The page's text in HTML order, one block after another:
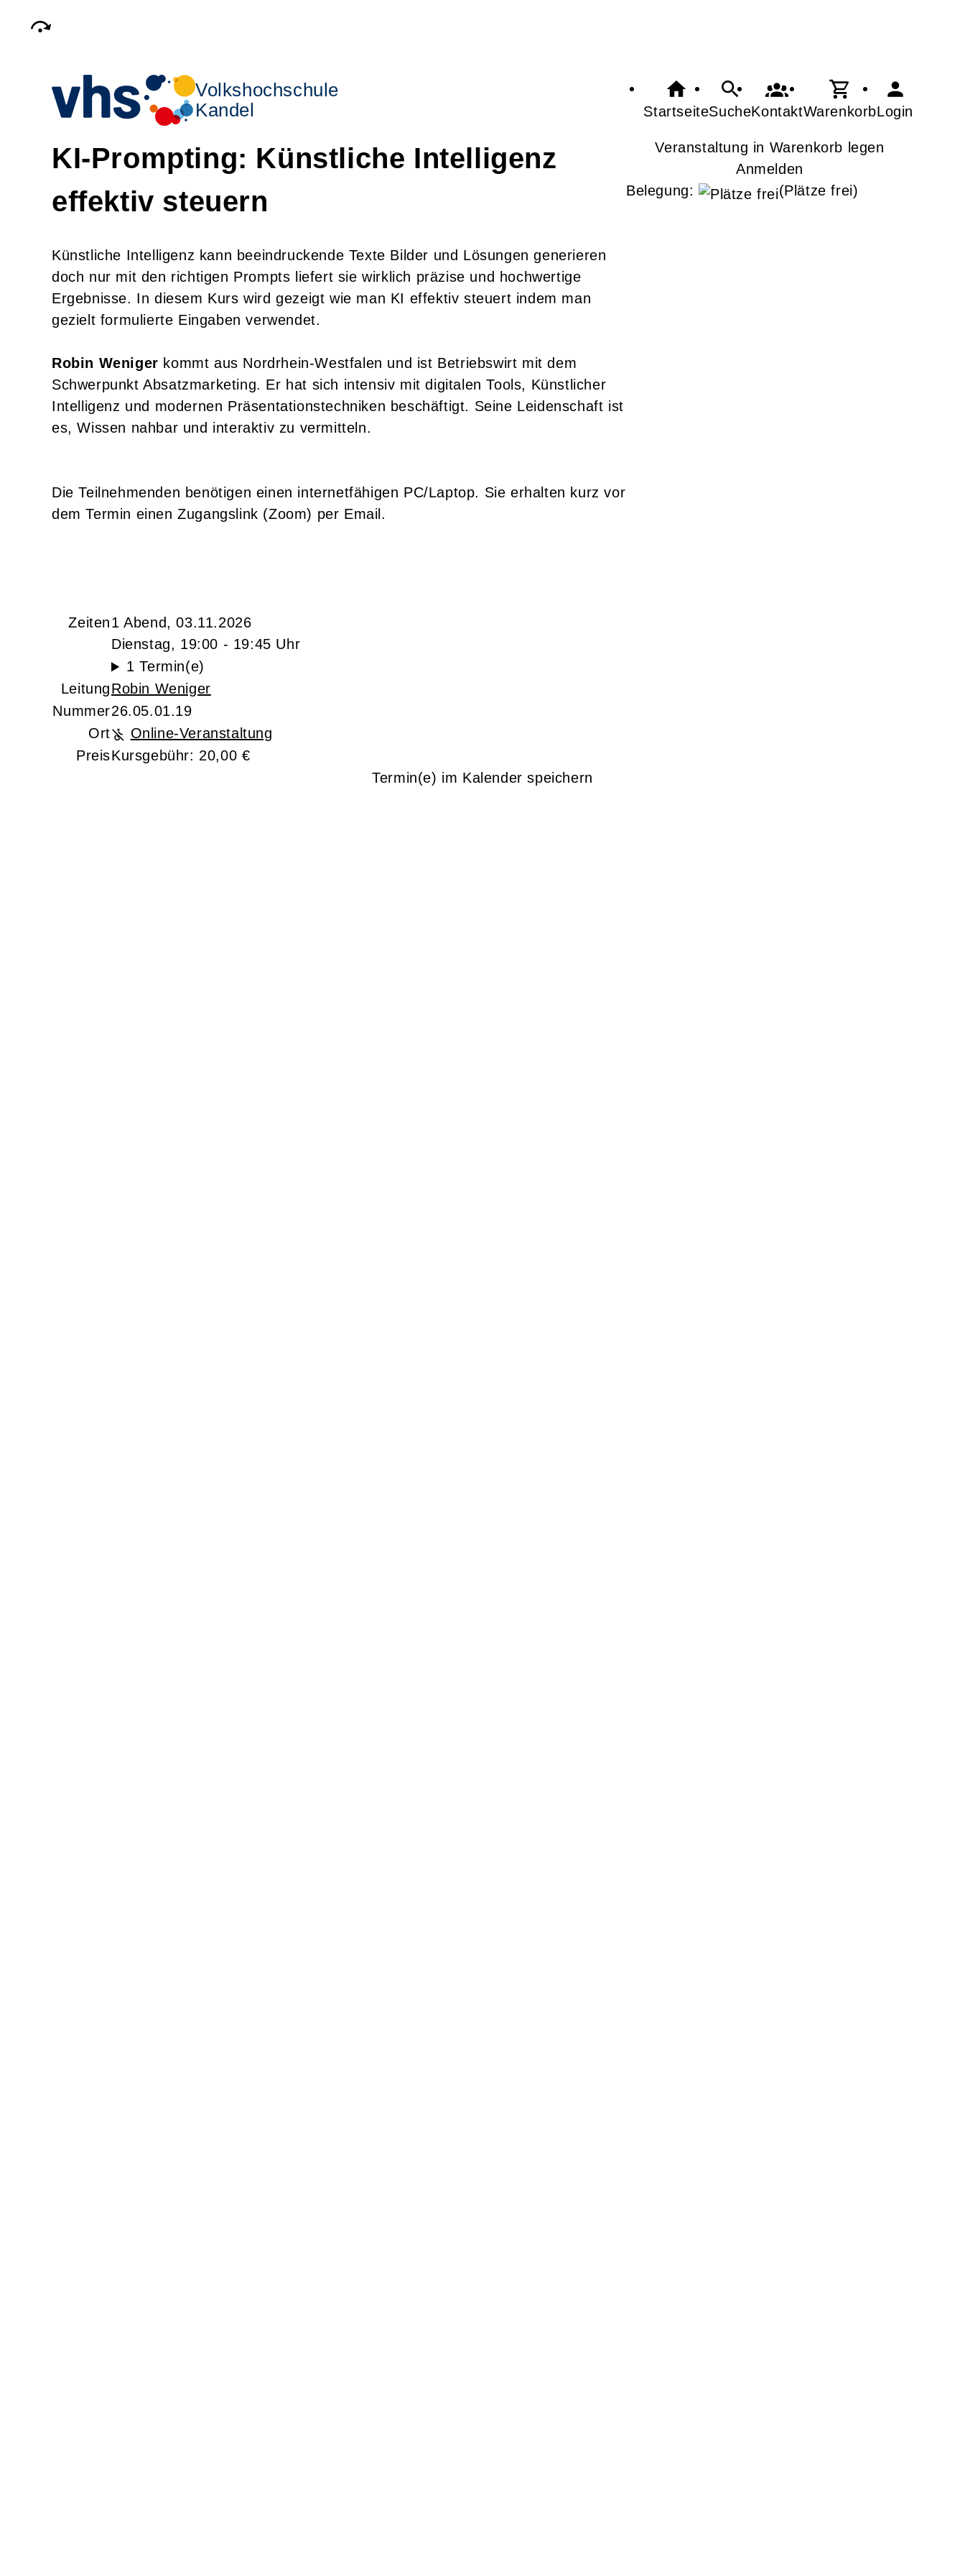
Volkshochschule
Kandel
StartseiteSucheKontaktWarenkorbLogin
KI-Prompting: Künstliche Intelligenz
effektiv steuern
Künstliche Intelligenz kann beeindruckende Texte Bilder und Lösungen generieren
doch nur mit den richtigen Prompts liefert sie wirklich präzise und hochwertige
Ergebnisse. In diesem Kurs wird gezeigt wie man KI effektiv steuert indem man
gezielt formulierte Eingaben verwendet.
Robin Weniger kommt aus Nordrhein-Westfalen und ist Betriebswirt mit dem
Schwerpunkt Absatzmarketing. Er hat sich intensiv mit digitalen Tools, Künstlicher
Intelligenz und modernen Präsentationstechniken beschäftigt. Seine Leidenschaft ist
es, Wissen nahbar und interaktiv zu vermitteln.
Die Teilnehmenden benötigen einen internetfähigen PC/Laptop. Sie erhalten kurz vor
dem Termin einen Zugangslink (Zoom) per Email.
Zeiten1 Abend, 03.11.2026
Dienstag, 19:00 - 19:45 Uhr
1 Termin(e)
LeitungRobin Weniger
Nummer26.05.01.19
Ort
Online-Veranstaltung
PreisKursgebühr: 20,00 €
Veranstaltung in Warenkorb legen
Anmelden
Belegung:
(Plätze frei)
Termin(e) im Kalender speichern